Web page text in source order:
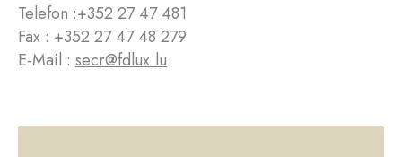
Telefon :+352 27 47 481
Fax : +352 27 47 48 279
E-Mail : secr@fdlux.lu